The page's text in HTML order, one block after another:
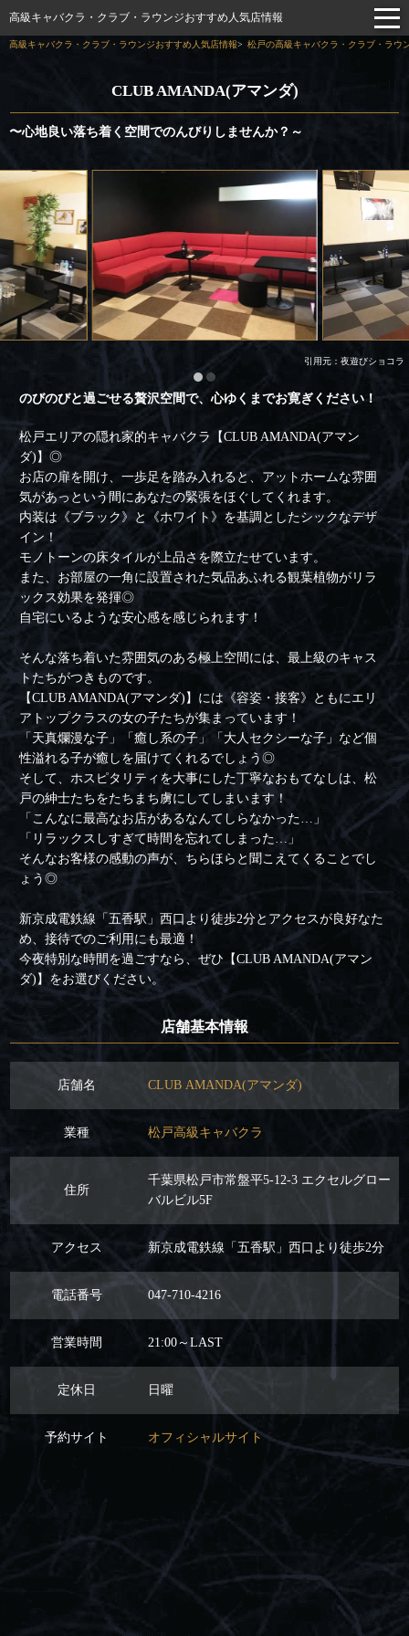
高級キャバクラ・クラブ・ラウンジおすすめ人気店情報
高級キャバクラ・クラブ・ラウンジおすすめ人気店情報 松戸の高級キャバクラ・クラブ・ラウ
CLUB AMANDA(アマンダ)
〜心地良い落ち着く空間でのんびりしませんか？～
引用元：夜遊びショコラ
のびのびと過ごせる贅沢空間で、心ゆくまでお寛ぎください！
松戸エリアの隠れ家的キャバクラ【CLUB AMANDA(アマン
ダ)】◎
お店の扉を開け、一歩足を踏み入れると、アットホームな雰囲
気があっという間にあなたの緊張をほぐしてくれます。
内装は《ブラック》と《ホワイト》を基調としたシックなデザ
イン！
モノトーンの床タイルが上品さを際立たせています。
また、お部屋の一角に設置された気品あふれる観葉植物がリラ
ックス効果を発揮◎
自宅にいるような安心感を感じられます！
そんな落ち着いた雰囲気のある極上空間には、最上級のキャス
トたちがつきものです。
【CLUB AMANDA(アマンダ)】には《容姿・接客》ともにエリ
アトップクラスの女の子たちが集まっています！
「天真爛漫な子」「癒し系の子」「大人セクシーな子」など個
性溢れる子が癒しを届けてくれるでしょう◎
そして、ホスピタリティを大事にした丁寧なおもてなしは、松
戸の紳士たちをたちまち虜にしてしまいます！
「こんなに最高なお店があるなんてしらなかった…」
「リラックスしすぎて時間を忘れてしまった…」
そんなお客様の感動の声が、ちらほらと聞こえてくることでし
ょう◎
新京成電鉄線「五香駅」西口より徒歩2分とアクセスが良好なた
め、接待でのご利用にも最適！
今夜特別な時間を過ごすなら、ぜひ【CLUB AMANDA(アマン
ダ)】をお選びください。
店舗基本情報
店舗名 CLUB AMANDA(アマンダ)
業種 松戸高級キャバクラ
住所
千葉県松戸市常盤平5-12-3 エクセルグロー
バルビル5F
アクセス 新京成電鉄線「五香駅」西口より徒歩2分
電話番号 047-710-4216
営業時間 21:00～LAST
定休日 日曜
予約サイト オフィシャルサイト